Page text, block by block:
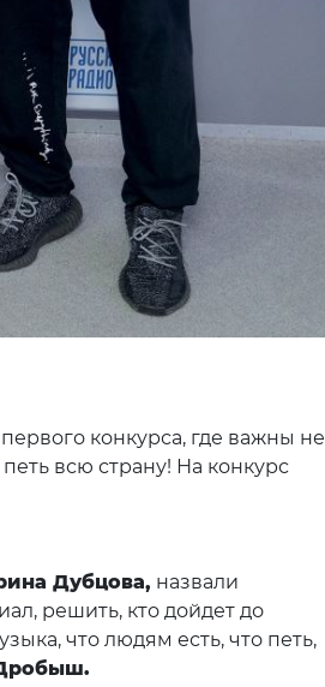
конкурса, где важны не
всю страну! На конкурс
работ.
Дубцова, назвали
решить, кто дойдет до
что людям есть, что петь,
Дробыш.